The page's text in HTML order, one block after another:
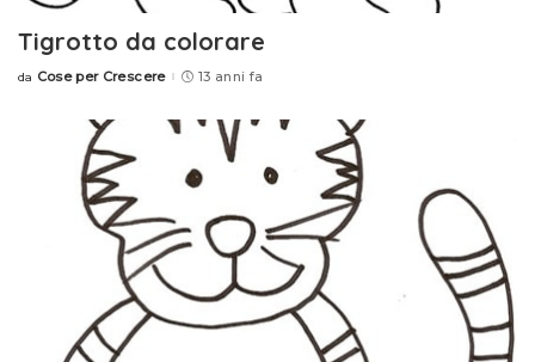
Tigrotto da colorare
Posted
da Cose per Crescere 13 anni fa